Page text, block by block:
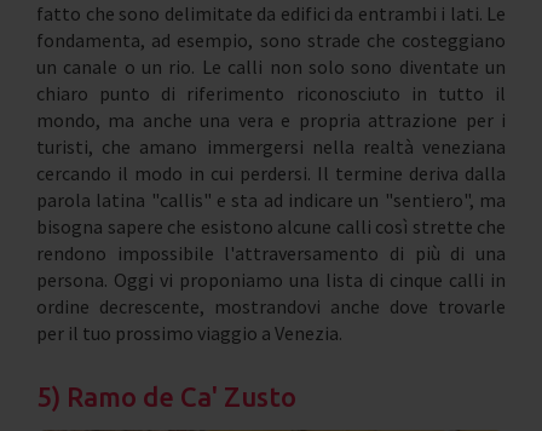
fatto che sono delimitate da edifici da entrambi i lati. Le
fondamenta, ad esempio, sono strade che costeggiano
un canale o un rio. Le calli non solo sono diventate un
chiaro punto di riferimento riconosciuto in tutto il
mondo, ma anche una vera e propria attrazione per i
turisti, che amano immergersi nella realtà veneziana
cercando il modo in cui perdersi. Il termine deriva dalla
parola latina "callis" e sta ad indicare un "sentiero", ma
bisogna sapere che esistono alcune calli così strette che
rendono impossibile l'attraversamento di più di una
persona. Oggi vi proponiamo una lista di cinque calli in
ordine decrescente, mostrandovi anche dove trovarle
per il tuo prossimo viaggio a Venezia.
5) Ramo de Ca' Zusto